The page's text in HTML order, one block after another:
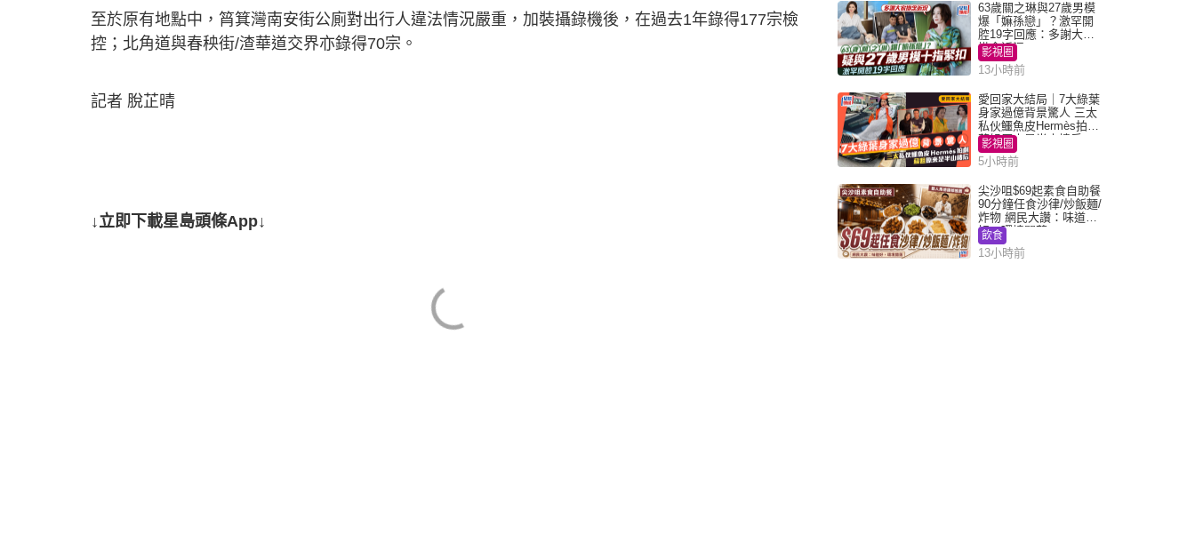
至於原有地點中，筲箕灣南安街公廁對出行人違法情況嚴重，加裝攝錄機後，在過去1年錄得177宗檢
控；北角道與春秧街/渣華道交界亦錄得70宗。
記者 脫芷晴
↓立即下載星島頭條App↓
63歲關之琳與27歲男模
爆「嫲孫戀」？激罕開
腔19字回應：多謝大家
掛念近況
影視圈
13小時前
愛回家大結局｜7大綠葉
身家過億背景驚人 三太
私伙鱷魚皮Hermès拍劇
蘇姐原來是半山樓后
影視圈
5小時前
尖沙咀$69起素食自助餐
90分鐘任食沙律/炒飯麵/
炸物 網民大讚：味道
好，環境闊落
飲食
13小時前